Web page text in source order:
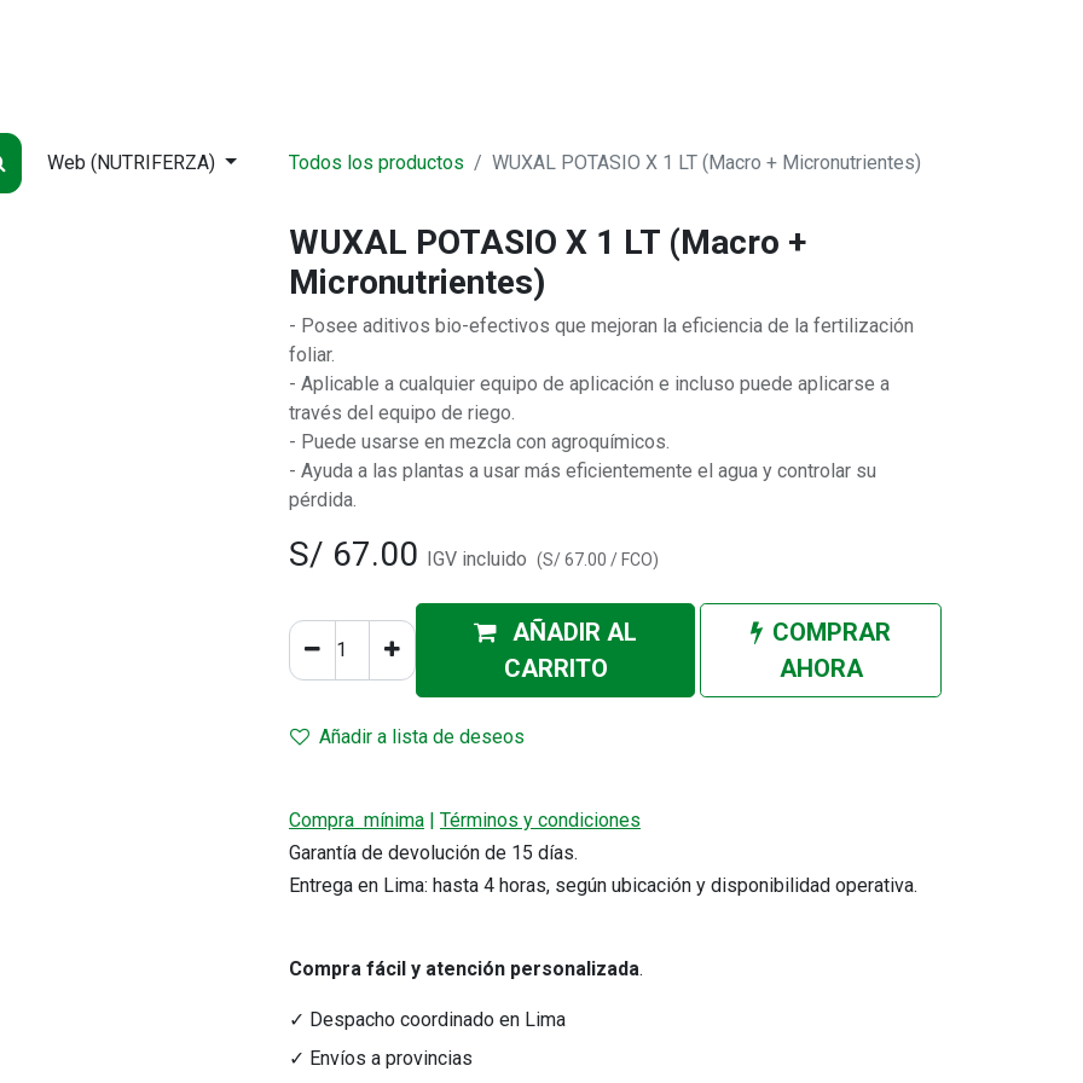
Web (NUTRIFERZA) Todos los productos WUXAL POTASIO X 1 LT (Macro + Micronutrientes)
WUXAL POTASIO X 1 LT (Macro +
Micronutrientes)
- Posee aditivos bio-efectivos que mejoran la eficiencia de la fertilización
foliar.
- Aplicable a cualquier equipo de aplicación e incluso puede aplicarse a
través del equipo de riego.
- Puede usarse en mezcla con agroquímicos.
- Ayuda a las plantas a usar más eficientemente el agua y controlar su
pérdida.
S/ 67.00 IGV incluido (S/67.00 / FCO)
AÑADIR AL
CARRITO
COMPRAR
AHORA
Añadir a lista de deseos
Compra mínima | Términos y condiciones
Garantía de devolución de 15 días.
Entrega en Lima: hasta 4 horas, según ubicación y disponibilidad operativa.
Compra fácil y atención personalizada.
✓ Despacho coordinado en Lima
✓ Envíos a provincias
Medios de Pago
Transferencias, Yape y tarjetas
Verifica tu comprobante electrónico